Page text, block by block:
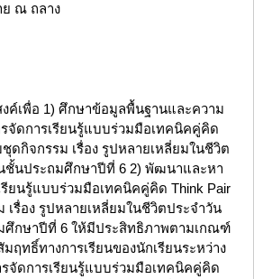
ย ณ ถลาง
ค์เพื่อ 1) ศึกษาข้อมูลพื้นฐานและความ
จัดการเรียนรู้แบบร่วมมือเทคนิคคู่คิด
ดกิจกรรม เรื่อง รูปหลายเหลี่ยมในชีวิต
ชั้นประถมศึกษาปีที่ 6 2) พัฒนาและหา
ยนรู้แบบร่วมมือเทคนิคคู่คิด Think Pair
เรื่อง รูปหลายเหลี่ยมในชีวิตประจำวัน
ศึกษาปีที่ 6 ให้มีประสิทธิภาพตามเกณฑ์
ฤทธิ์ทางการเรียนของนักเรียนระหว่าง
จัดการเรียนรู้แบบร่วมมือเทคนิคคู่คิด